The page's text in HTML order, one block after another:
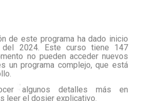
de este programa ha dado inicio
2024. Este curso tiene 147
no pueden acceder nuevos
un programa complejo, que está
algunos detalles más en
leer el dosier explicativo.